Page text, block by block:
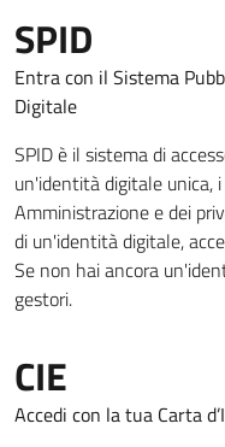
SPID
Entra con il Sistema
Digitale
SPID è il sistema di
un'identità digitale unica,
Amministrazione e dei
di un'identità digitale,
Se non hai ancora
gestori.
CIE
Accedi con la tua Carta